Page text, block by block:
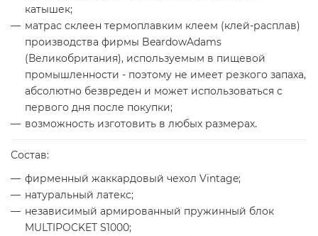
катышек;
матрас склеен термоплавким клеем (клей-расплав)
производства фирмы BeardowAdams
(Великобритания), используемым в пищевой
промышленности - поэтому не имеет резкого запаха,
абсолютно безвреден и может использоваться с
первого дня после покупки;
возможность изготовить в любых размерах.
Состав:
фирменный жаккардовый чехол Vintage;
натуральный латекс;
независимый армированный пружинный блок
MULTIPOCKET S1000;